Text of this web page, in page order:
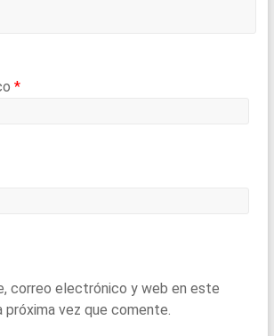
*
correo electrónico y web en este
próxima vez que comente.